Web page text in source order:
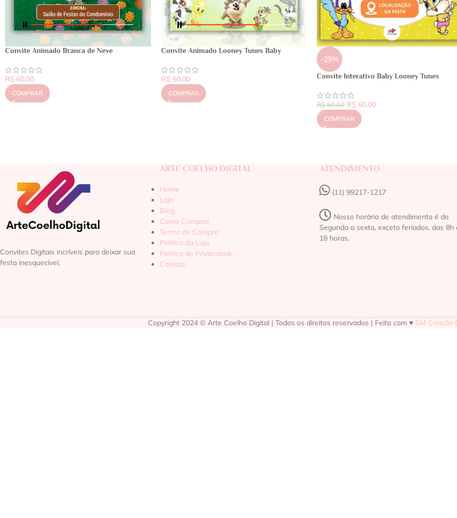
Convite Animado Branca de Neve
R$ 60,00
COMPRAR
Convite Animado Looney Tunes Baby
R$60,00
COMPRAR
-25%
Convite Interativo Baby Looney Tunes
R$80,00 R$ 60,00
COMPRAR
Convites Digitais incríveis para deixar sua
festa inesquecível.
ARTE COELHO DIGITAL
Home
Loja
Blog
Como Comprar
Termo de Compra
Política da Loja
Política de Privacidade
Contato
ATENDIMENTO
(11) 99217-1217‬
Nosso horário de atendimento é de
Segunda a sexta, exceto feriados, das 8h
18 horas.
Copyright 2024 © Arte Coelho Digital | Todos os direitos reservados | Feito com ♥ SM Criação